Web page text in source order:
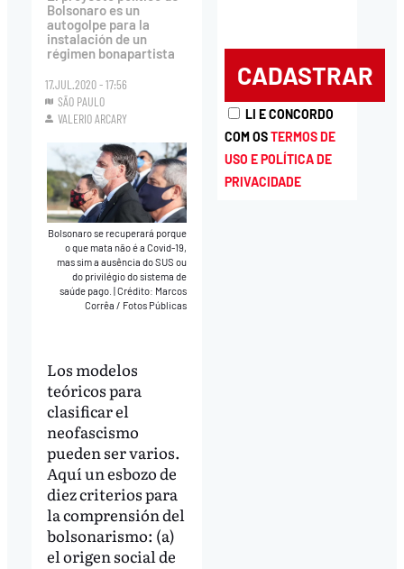
Bolsonaro es un
autogolpe para la
instalación de un
régimen bonapartista
17.JUL.2020 - 17:56
SÃO PAULO
VALERIO ARCARY
Bolsonaro se recuperará porque
o que mata não é a Covid-19,
mas sim a ausência do SUS ou
do privilégio do sistema de
saúde pago.|Crédito: Marcos
Corrêa / Fotos Públicas
Los modelos
teóricos para
clasificar el
neofascismo
pueden ser varios.
Aquí un esbozo de
diez criterios para
la comprensión del
bolsonarismo: (a)
el origen social de
LI E CONCORDO
COM OSTERMOS DE
USO E POLÍTICA DE
PRIVACIDADE